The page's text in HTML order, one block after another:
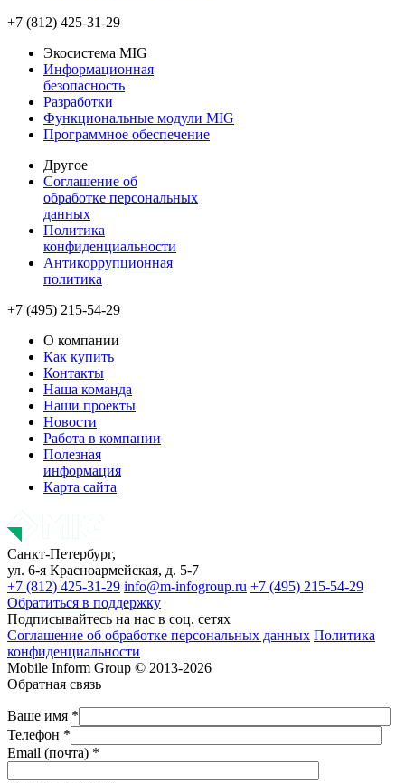
+7 (812) 425-31-29
Экосистема MIG
Информационная
безопасность
Разработки
Функциональные модули MIG
Программное обеспечение
Другое
Соглашение об
обработке персональных
данных
Политика
конфиденциальности
Антикоррупционная
политика
+7 (495) 215-54-29
О компании
Как купить
Контакты
Наша команда
Наши проекты
Новости
Работа в компании
Полезная
информация
Карта сайта
Санкт-Петербург,
ул. 6-я Красноармейская, д. 5-7
+7 (812) 425-31-29 info@m-infogroup.ru +7 (495) 215-54-29
Обратиться в поддержку
Подписывайтесь на нас в соц. сетях
Соглашение об обработке персональных данных Политика
конфиденциальности
Mobile Inform Group © 2013-2026
Обратная связь
Ваше имя *
Телефон *
Email (почта) *